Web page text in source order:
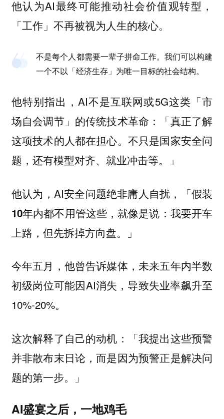
他认为AI最终可能推动社会价值观转型，
「工作」不再被视为人生的核心。
不是每个人都需要一辈子拼命工作。 我们可以构建
一个不以「经济生存」为唯一目标的社会结构。
他特别指出，AI不是互联网或5G这类「市
场自会调节」的传统技术革命：「真正了解
这项技术的人都在担心。 不只是国家安全问
题，还有模型对齐、就业冲击等。」
他认为，AI安全问题绝非庸人自扰，「假装
10年内都不用管这些，就像是说：我要开车
上路，但先拆掉方向盘。
」
今年五月，他曾告诉媒体，未来五年内半数
初级岗位可能因AI消失，导致失业率飙升至
10%-20%。
这次解释了自己的动机：「我提出这些预警
并非散布末日论，而是因为预警正是解决问
题的第一步。」
AI盛宴之后，一地鸡毛